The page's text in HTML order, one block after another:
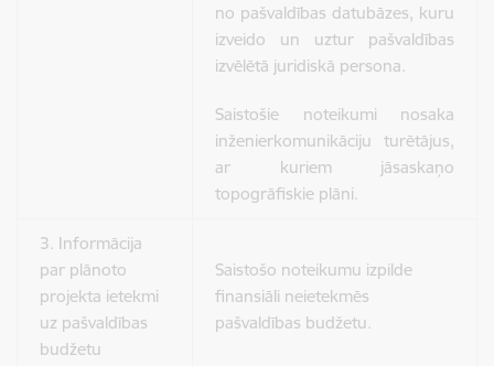
no pašvaldības datubāzes, kuru
izveido un uztur pašvaldības
izvēlētā juridiskā persona.
Saistošie noteikumi nosaka
inženierkomunikāciju turētājus,
ar kuriem jāsaskaņo
topogrāfiskie plāni.
3. Informācija
par plānoto
projekta ietekmi
uz pašvaldības
budžetu
Saistošo noteikumu izpilde
finansiāli neietekmēs
pašvaldības budžetu.